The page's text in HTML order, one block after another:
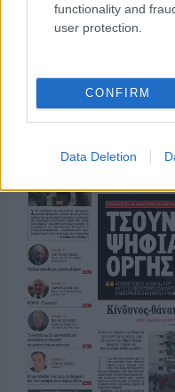
functionality and
user protection.
CONFIRM
Data Deletion
ΤΟ